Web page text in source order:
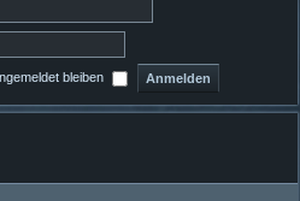
bleiben